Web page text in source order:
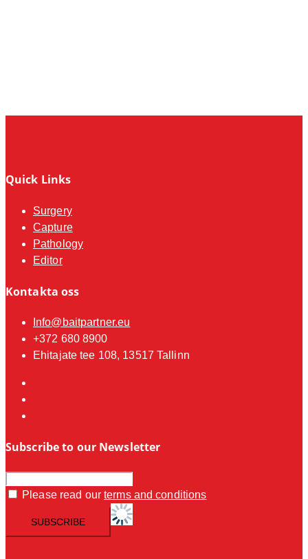
Quick Links
Surgery
Capture
Pathology
Editor
Kontakta oss
Info@baitpartner.eu
+372 680 8900
Ehitajate tee 108, 13517 Tallinn
Subscribe to our Newsletter
Please read ourterms and conditions